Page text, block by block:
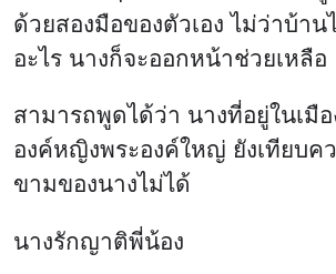
ด้วยสองมือของตัวเอง ไม่ว่าบ้าน
อะไร นางก็จะออกหน้าช่วยเหลือ
สามารถพูดได้ว่า นางที่อยู่ในเมื
องค์หญิงพระองค์ใหญ่ ยังเทียบค
ขามของนางไม่ได้
นางรักญาติพี่น้อง